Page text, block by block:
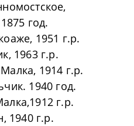
год.
1951 г.р.
1963 г.р.
1914 г.р.
1940 год.
г.р.
1940 г.р.